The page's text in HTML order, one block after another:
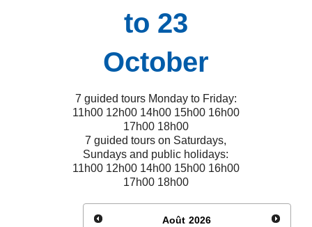
to 23
October
7 guided tours Monday to Friday:
11h00 12h00 14h00 15h00 16h00
17h00 18h00
7 guided tours on Saturdays,
Sundays and public holidays:
11h00 12h00 14h00 15h00 16h00
17h00 18h00
Août 2026